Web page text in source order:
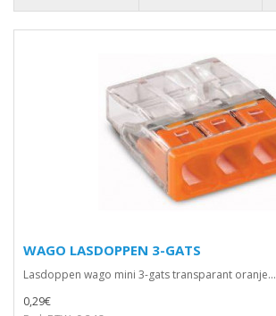
WAGO LASDOPPEN 3-GATS
Lasdoppen wago mini 3-gats transparant oranje...
0,29€